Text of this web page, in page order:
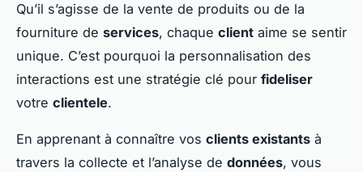
Qu’il s’agisse de la vente de produits ou de la
fourniture de services, chaque client aime se sentir
unique. C’est pourquoi la personnalisation des
interactions est une stratégie clé pour fideliser
votre clientele.
En apprenant à connaître vos clients existants à
travers la collecte et l’analyse de données, vous